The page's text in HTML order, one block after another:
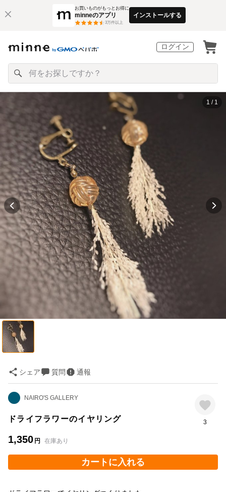
お買いものがもっとお得に
minneのアプリ
3万件以上
インストールする
ログイン
1 / 1
シェア 質問 通報
NAIRO'S GALLERY
ドライフラワーのイヤリング
1,350 円 在庫あり
3
カートに入れる